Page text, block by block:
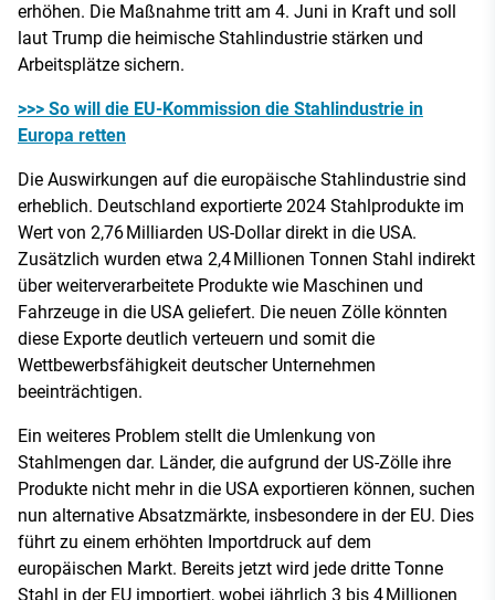
erhöhen. Die Maßnahme tritt am 4. Juni in Kraft und soll
laut Trump die heimische Stahlindustrie stärken und
Arbeitsplätze sichern.
>>> So will die EU-Kommission die Stahlindustrie in
Europa retten
Die Auswirkungen auf die europäische Stahlindustrie sind
erheblich. Deutschland exportierte 2024 Stahlprodukte im
Wert von 2,76 Milliarden US-Dollar direkt in die USA.
Zusätzlich wurden etwa 2,4 Millionen Tonnen Stahl indirekt
über weiterverarbeitete Produkte wie Maschinen und
Fahrzeuge in die USA geliefert. Die neuen Zölle könnten
diese Exporte deutlich verteuern und somit die
Wettbewerbsfähigkeit deutscher Unternehmen
beeinträchtigen.
Ein weiteres Problem stellt die Umlenkung von
Stahlmengen dar. Länder, die aufgrund der US-Zölle ihre
Produkte nicht mehr in die USA exportieren können, suchen
nun alternative Absatzmärkte, insbesondere in der EU. Dies
führt zu einem erhöhten Importdruck auf dem
europäischen Markt. Bereits jetzt wird jede dritte Tonne
Stahl in der EU importiert, wobei jährlich 3 bis 4 Millionen